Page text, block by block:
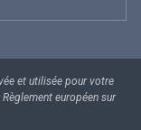
et utilisée pour votre
européen sur